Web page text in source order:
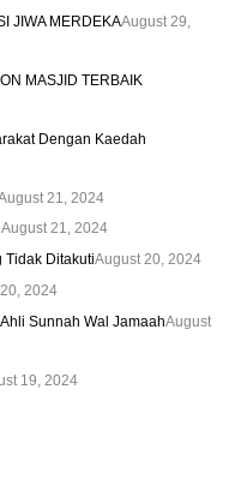
JIWA MERDEKAAugust 29,
MASJID TERBAIK
Dengan Kaedah
21, 2024
August 21, 2024
Tidak DitakutiAugust 20, 2024
2024
Sunnah Wal JamaahAugust
19, 2024